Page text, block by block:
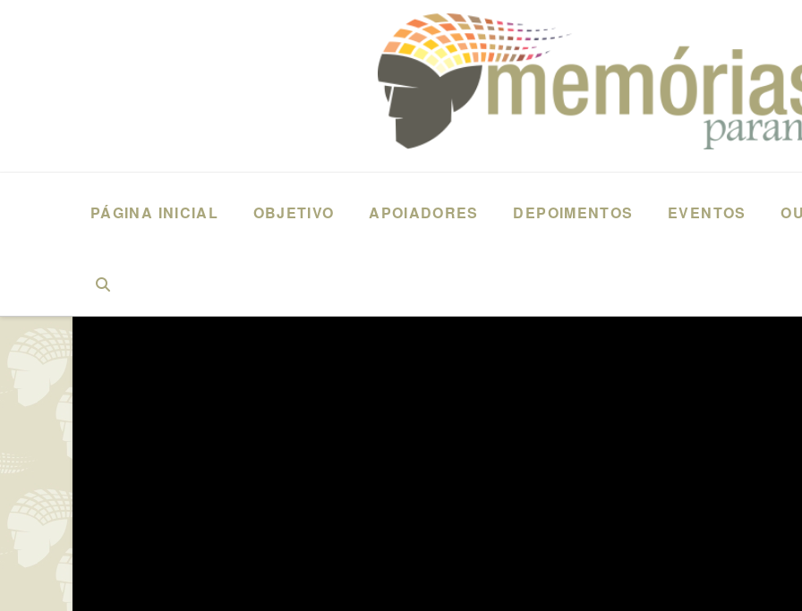
PÁGINA INICIAL OBJETIVO APOIADORES DEPOIMENTOS EVENTOS